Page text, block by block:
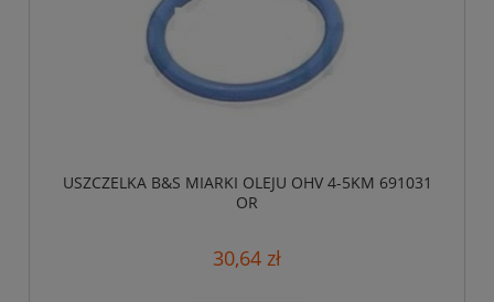
USZCZELKA B&S MIARKI OLEJU OHV 4-5KM 691031
OR
30,64 zł